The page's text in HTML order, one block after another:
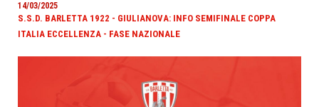
14/03/2025
S.S.D. BARLETTA 1922 - GIULIANOVA: INFO SEMIFINALE COPPA
ITALIA ECCELLENZA - FASE NAZIONALE